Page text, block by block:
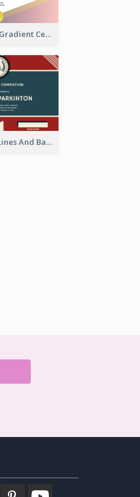
Luxury Purple Gradient Certificate Design For Recommendation
Red And Blue Lines And Badge Completion Certificate